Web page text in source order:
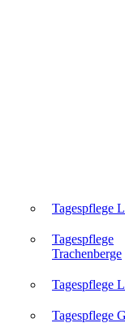
Tagespflege
Tagespflege
Trachenberge
Tagespflege
Tagespflege